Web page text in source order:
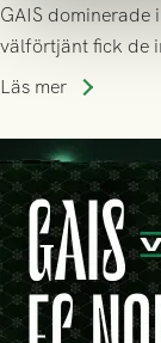
GAIS dominerade
välförtjänt fick de
halvtidsvilan sjönk
seger! Matchfoto:
Läs mer